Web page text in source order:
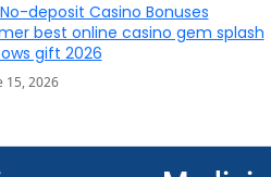
deposit Casino Bonuses
best online casino gem splash
gift 2026
15, 2026